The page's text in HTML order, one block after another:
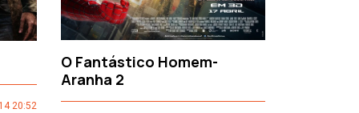
20:52
O Fantástico Homem-
Aranha 2